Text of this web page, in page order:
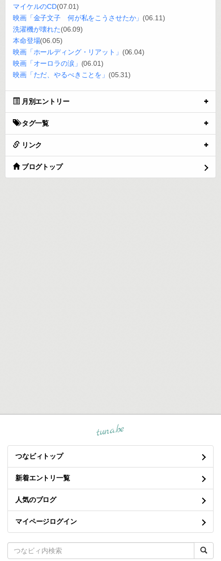
マイケルのCD(07.01)
映画「金子文子 何が私をこうさせたか」 (06.11)
洗濯機が壊れた(06.09)
本命登場(06.05)
映画「ホールディング・リアット」 (06.04)
映画「オーロラの涙」 (06.01)
映画「ただ、やるべきことを」 (05.31)
月別エントリー
タグ一覧
リンク
ブログトップ
tuna.be
つなビィトップ
新着エントリ一覧
人気のブログ
マイページログイン